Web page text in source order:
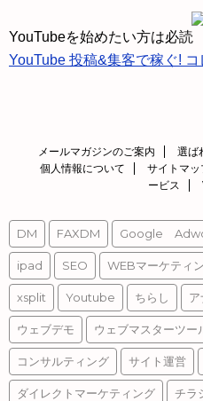
ス
YouTubeを始めたい方は必読
YouTube 投稿&集客で稼ぐ!
メールマガジンのご案内 選ば
個人情報について
サイトマッ
ービス
DM FAXDM Google
ipad SEO WEBマーケティ
xsplit Youtube ちらし
ウェブデモ ウェブマスターツー
コンサルティング サイト運営
ダイレクトマーケティング チラ